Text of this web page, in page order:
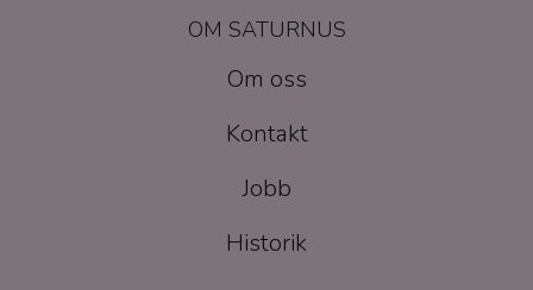
OM SATURNUS
Om oss
Kontakt
Jobb
Historik